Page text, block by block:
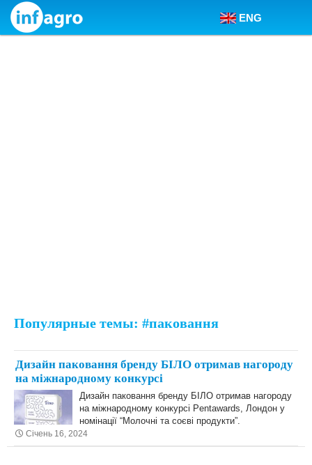
Skip to content
ENG
Популярные темы: #паковання
Дизайн паковання бренду БІЛО отримав нагороду
на міжнародному конкурсі
Дизайн паковання бренду БІЛО отримав нагороду
на міжнародному конкурсі Pentawards, Лондон у
номінації “Молочні та соєві продукти”.
Січень 16, 2024